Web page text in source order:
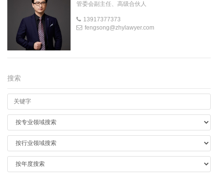
管委会副主任、高级合伙人
13917377373
fengsong@zhylawyer.com
搜索